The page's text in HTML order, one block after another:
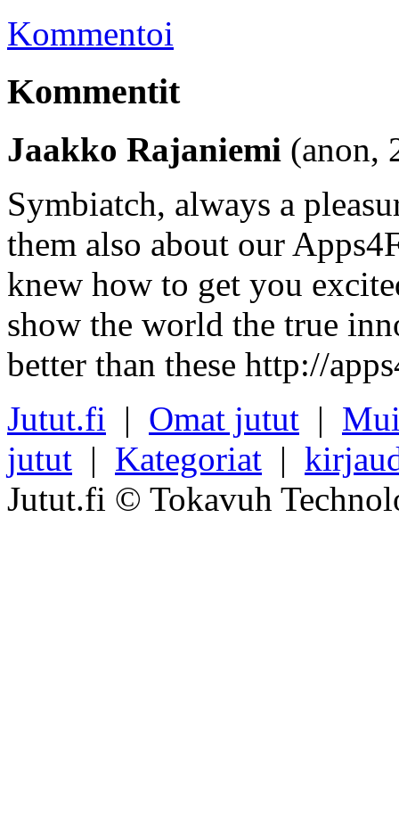
Kommentoi
Kommentit
Jaakko Rajaniemi (anon,
Symbiatch, always a
them also about our
knew how to get you
show the world the true
better than these http://
Jutut.fi | Omat jutut |
jutut | Kategoriat |
Jutut.fi © Tokavuh